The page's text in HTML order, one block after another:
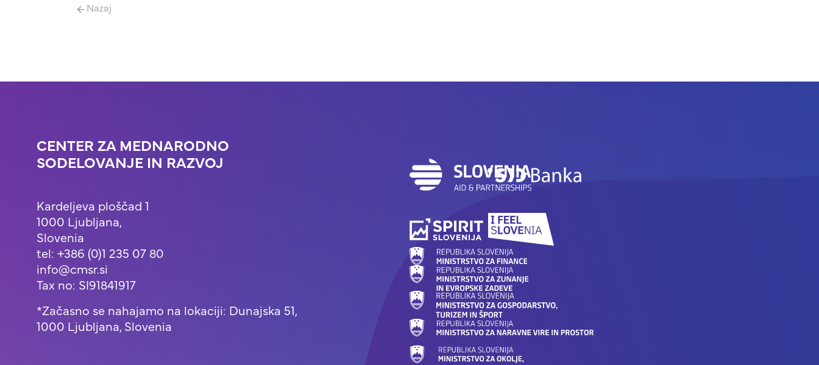
Nazaj
CENTER ZA MEDNARODNO
SODELOVANJE IN RAZVOJ
Kardeljeva ploščad 1
1000 Ljubljana,
Slovenia
tel: +386 (0)1 235 07 80
info@cmsr.si
Tax no: SI91841917
*Začasno se nahajamo na lokaciji: Dunajska 51,
1000 Ljubljana, Slovenia